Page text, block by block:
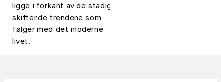
ligge i forkant av de stadig
skiftende trendene som
følger med det moderne
livet.​